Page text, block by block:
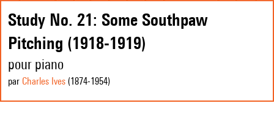
Study No. 21: Some Southpaw
Pitching (1918-1919)
pour piano
par Charles Ives (1874-1954)